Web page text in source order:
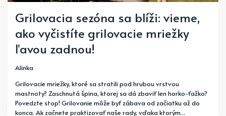
Grilovacia sezóna sa blíži: vieme,
ako vyčistíte grilovacie mriežky
ľavou zadnou!
Alinka
Grilovacie mriežky, ktoré sa stratili pod hrubou vrstvou
mastnoty? Zaschnutá špina, ktorej sa dá zbaviť len horko-ťažko?
Povedzte stop! Grilovanie môže byť zábava od začiatku až do
konca. Ak začnete praktizovať naše rady, vďaka ktorým...